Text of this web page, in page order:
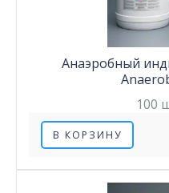
Анаэробный
100
В КОРЗИНУ